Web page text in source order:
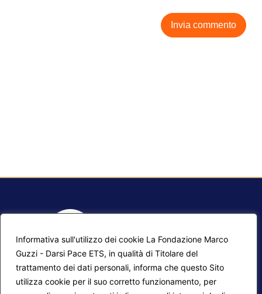
Informativa sull'utilizzo dei cookie La Fondazione Marco
Guzzi - Darsi Pace ETS, in qualità di Titolare del
trattamento dei dati personali, informa che questo Sito
utilizza cookie per il suo corretto funzionamento, per